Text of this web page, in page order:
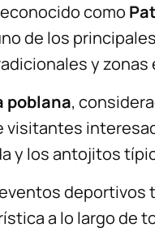
como
de los
y zonas
poblana,
visitantes
y los antojitos
deportivos
a lo largo de